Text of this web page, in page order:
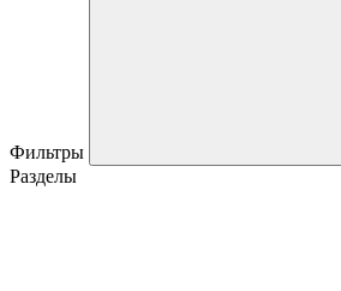
Фильтры
Разделы